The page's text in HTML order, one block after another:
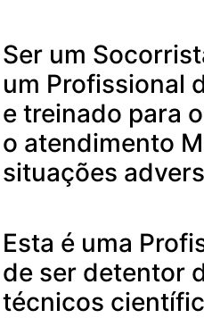
Ser um
um Profissional
e treinado para
o atendimento
situações
Esta é uma
de ser detentor
técnicos